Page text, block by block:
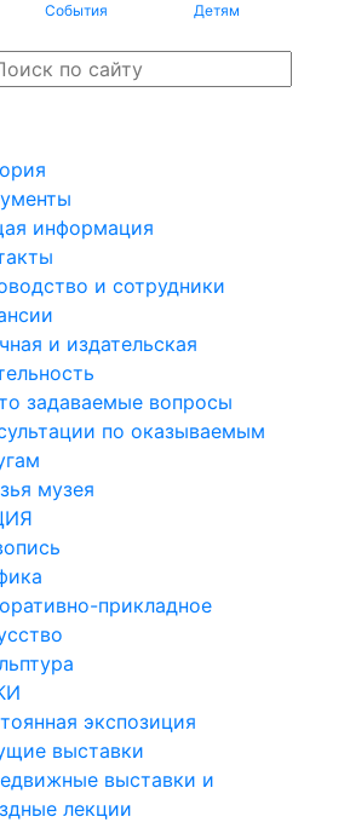
События Детям
информация
и сотрудники
и издательская
задаваемые вопросы
по оказываемым
музея
прикладное
экспозиция
выставки
выставки и
лекции